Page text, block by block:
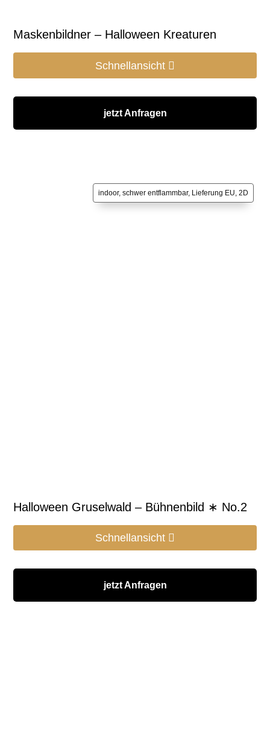
Maskenbildner – Halloween Kreaturen
Schnellansicht
jetzt Anfragen
indoor, schwer entflammbar, Lieferung EU, 2D
Halloween Gruselwald – Bühnenbild ∗ No.2
Schnellansicht
jetzt Anfragen